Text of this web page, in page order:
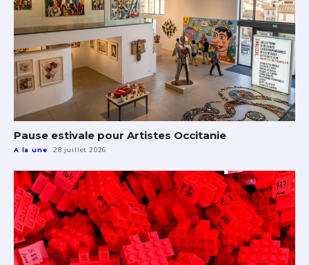
Pause estivale pour Artistes Occitanie
A la une 28 juillet 2026